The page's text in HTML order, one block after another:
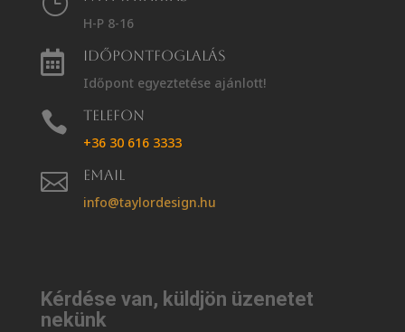
H-P 8-16

Időpontfoglalás
Időpont egyeztetése ajánlott!

Telefon
+36 30 616 3333

Email
info@taylordesign.hu
Kérdése van, küldjön üzenetet
nekünk